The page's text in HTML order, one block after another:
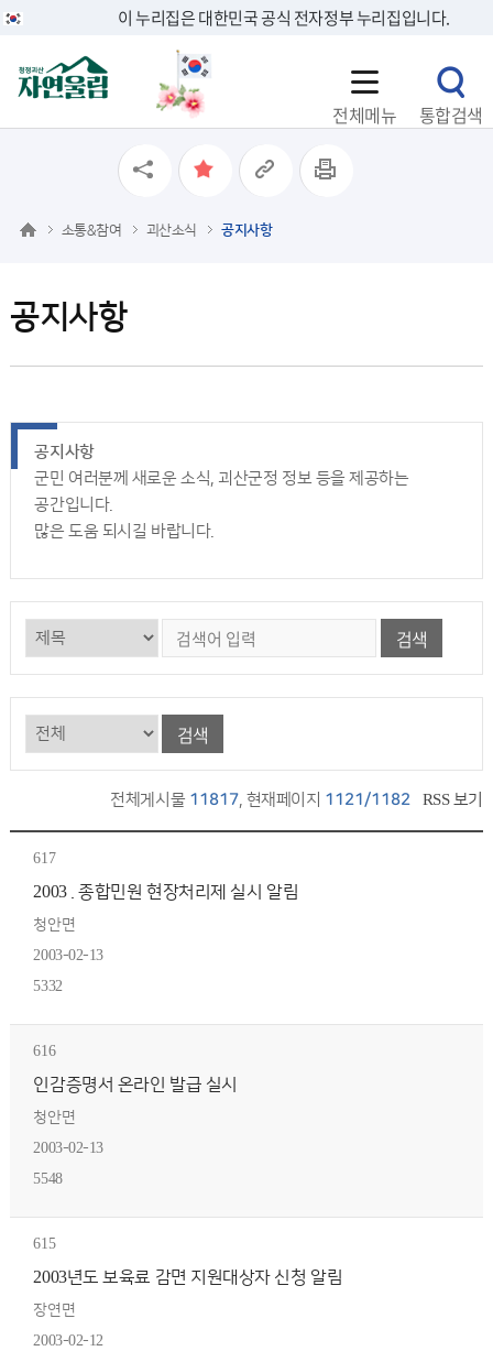
이 누리집은 대한민국 공식 전자정부 누리집입니다.
전체메뉴 통합검색
공지사항
소통&참여 괴산소식 공지사항
공지사항
군민 여러분께 새로운 소식, 괴산군정 정보 등을 제공하는
공간입니다.
많은 도움 되시길 바랍니다.
검색
검색
전체게시물 11817, 현재페이지 1121/1182 RSS 보기
617
2003 . 종합민원 현장처리제 실시 알림
청안면
2003-02-13
5332
616
인감증명서 온라인 발급 실시
청안면
2003-02-13
5548
615
2003년도 보육료 감면 지원대상자 신청 알림
장연면
2003-02-12